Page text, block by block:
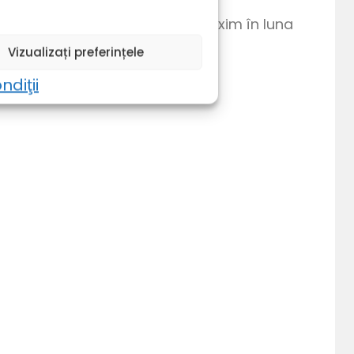
Vizualizați preferințele
până în iunie, cu un maxim în luna